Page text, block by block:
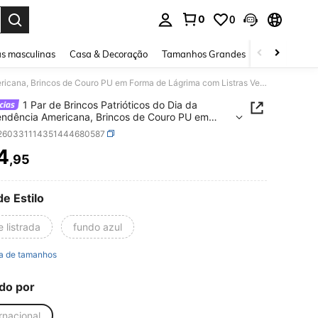
0 0
masculinas Casa & Decoração Tamanhos Grandes Joias e
1 Par de Brincos Patrióticos do Dia da Independência Americana, Brincos de Couro PU em Forma de Lágrima com Listras Vermelhas, Brancas e Azuis e Estrelas Brilhantes do 250º Aniversário
1 Par de Brincos Patrióticos do Dia da
Americana, Brincos de Couro PU em
Lágrima com Listras Vermelhas, Brancas e
Estrelas Brilhantes do 250º Aniversário
AND AVAILABILITY
,95
Estilo
listrada fundo azul
de tamanhos
por